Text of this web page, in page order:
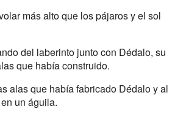
más alto que los pájaros y el sol
del laberinto junto con Dédalo, su
que había construido.
alas que había fabricado Dédalo y al
un águila.